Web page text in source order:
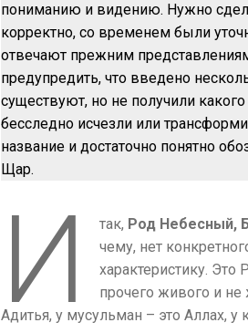
пониманию и видению. Нужно
корректно, со временем были
отвечают прежним
предупредить, что введено
существуют, но не получили
бесследно исчезли или
название и достаточно понятно
Щар.
И так, Род Небесный,
чему, нет
характеристику.
прочего живого и
Адитья, у мусульман – это Аллах, у